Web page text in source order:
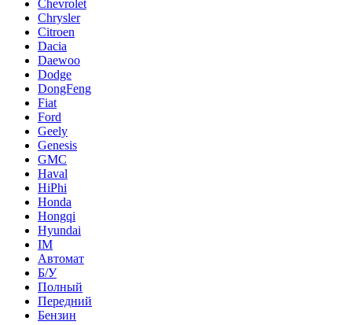
Chevrolet
Chrysler
Citroen
Dacia
Daewoo
Dodge
DongFeng
Fiat
Ford
Geely
Genesis
GMC
Haval
HiPhi
Honda
Hongqi
Hyundai
IM
Автомат
Б/У
Полный
Передний
Бензин